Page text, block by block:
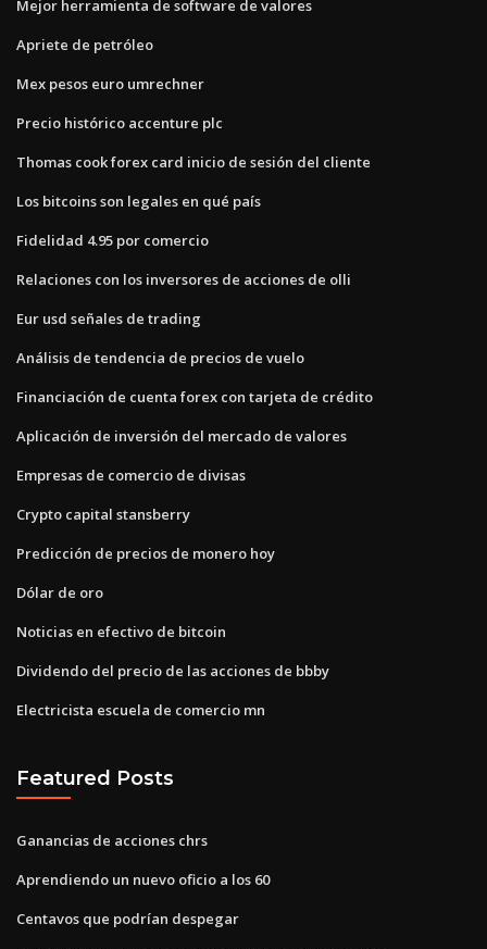
Mejor herramienta de software de valores
Apriete de petróleo
Mex pesos euro umrechner
Precio histórico accenture plc
Thomas cook forex card inicio de sesión del cliente
Los bitcoins son legales en qué país
Fidelidad 4.95 por comercio
Relaciones con los inversores de acciones de olli
Eur usd señales de trading
Análisis de tendencia de precios de vuelo
Financiación de cuenta forex con tarjeta de crédito
Aplicación de inversión del mercado de valores
Empresas de comercio de divisas
Crypto capital stansberry
Predicción de precios de monero hoy
Dólar de oro
Noticias en efectivo de bitcoin
Dividendo del precio de las acciones de bbby
Electricista escuela de comercio mn
Featured Posts
Ganancias de acciones chrs
Aprendiendo un nuevo oficio a los 60
Centavos que podrían despegar